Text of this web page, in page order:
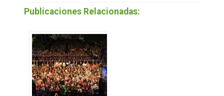
Publicaciones Relacionadas: